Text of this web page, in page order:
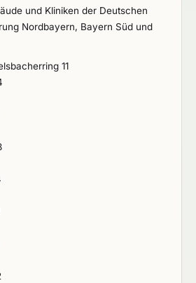
und Kliniken der Deutschen
Nordbayern, Bayern Süd und
11